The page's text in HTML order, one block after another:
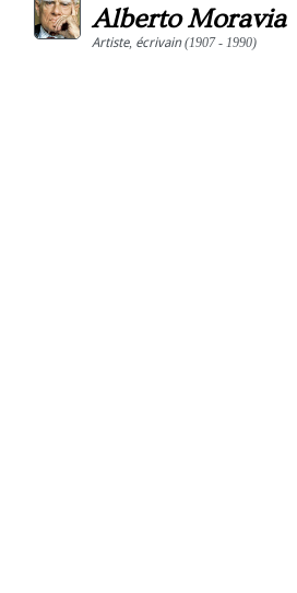
Alberto Moravia
Artiste, écrivain(1907 - 1990)